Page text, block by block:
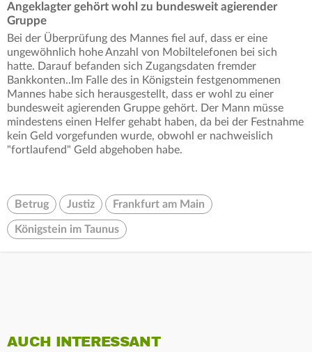
Angeklagter gehört wohl zu bundesweit agierender
Gruppe
Bei der Überprüfung des Mannes fiel auf, dass er eine
ungewöhnlich hohe Anzahl von Mobiltelefonen bei sich
hatte. Darauf befanden sich Zugangsdaten fremder
Bankkonten..Im Falle des in Königstein festgenommenen
Mannes habe sich herausgestellt, dass er wohl zu einer
bundesweit agierenden Gruppe gehört. Der Mann müsse
mindestens einen Helfer gehabt haben, da bei der Festnahme
kein Geld vorgefunden wurde, obwohl er nachweislich
"fortlaufend" Geld abgehoben habe.
Betrug Justiz Frankfurt am Main
Königstein im Taunus
AUCH INTERESSANT